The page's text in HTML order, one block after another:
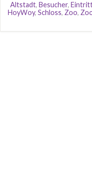
Altstadt, Besucher,
HoyWoy, Schloss, Zoo,